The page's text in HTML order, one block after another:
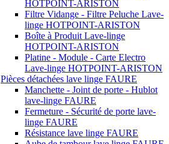
HOTPOINT-ARISTON
Filtre Vidange - Filtre Peluche Lave-
linge HOTPOINT-ARISTON
Boîte à Produit Lave-linge
HOTPOINT-ARISTON
Platine - Module - Carte Electro
Lave-linge HOTPOINT-ARISTON
Pièces détachées lave linge FAURE
Manchette - Joint de porte - Hublot
lave-linge FAURE
Fermeture - Sécurité de porte lave-
linge FAURE
Résistance lave linge FAURE